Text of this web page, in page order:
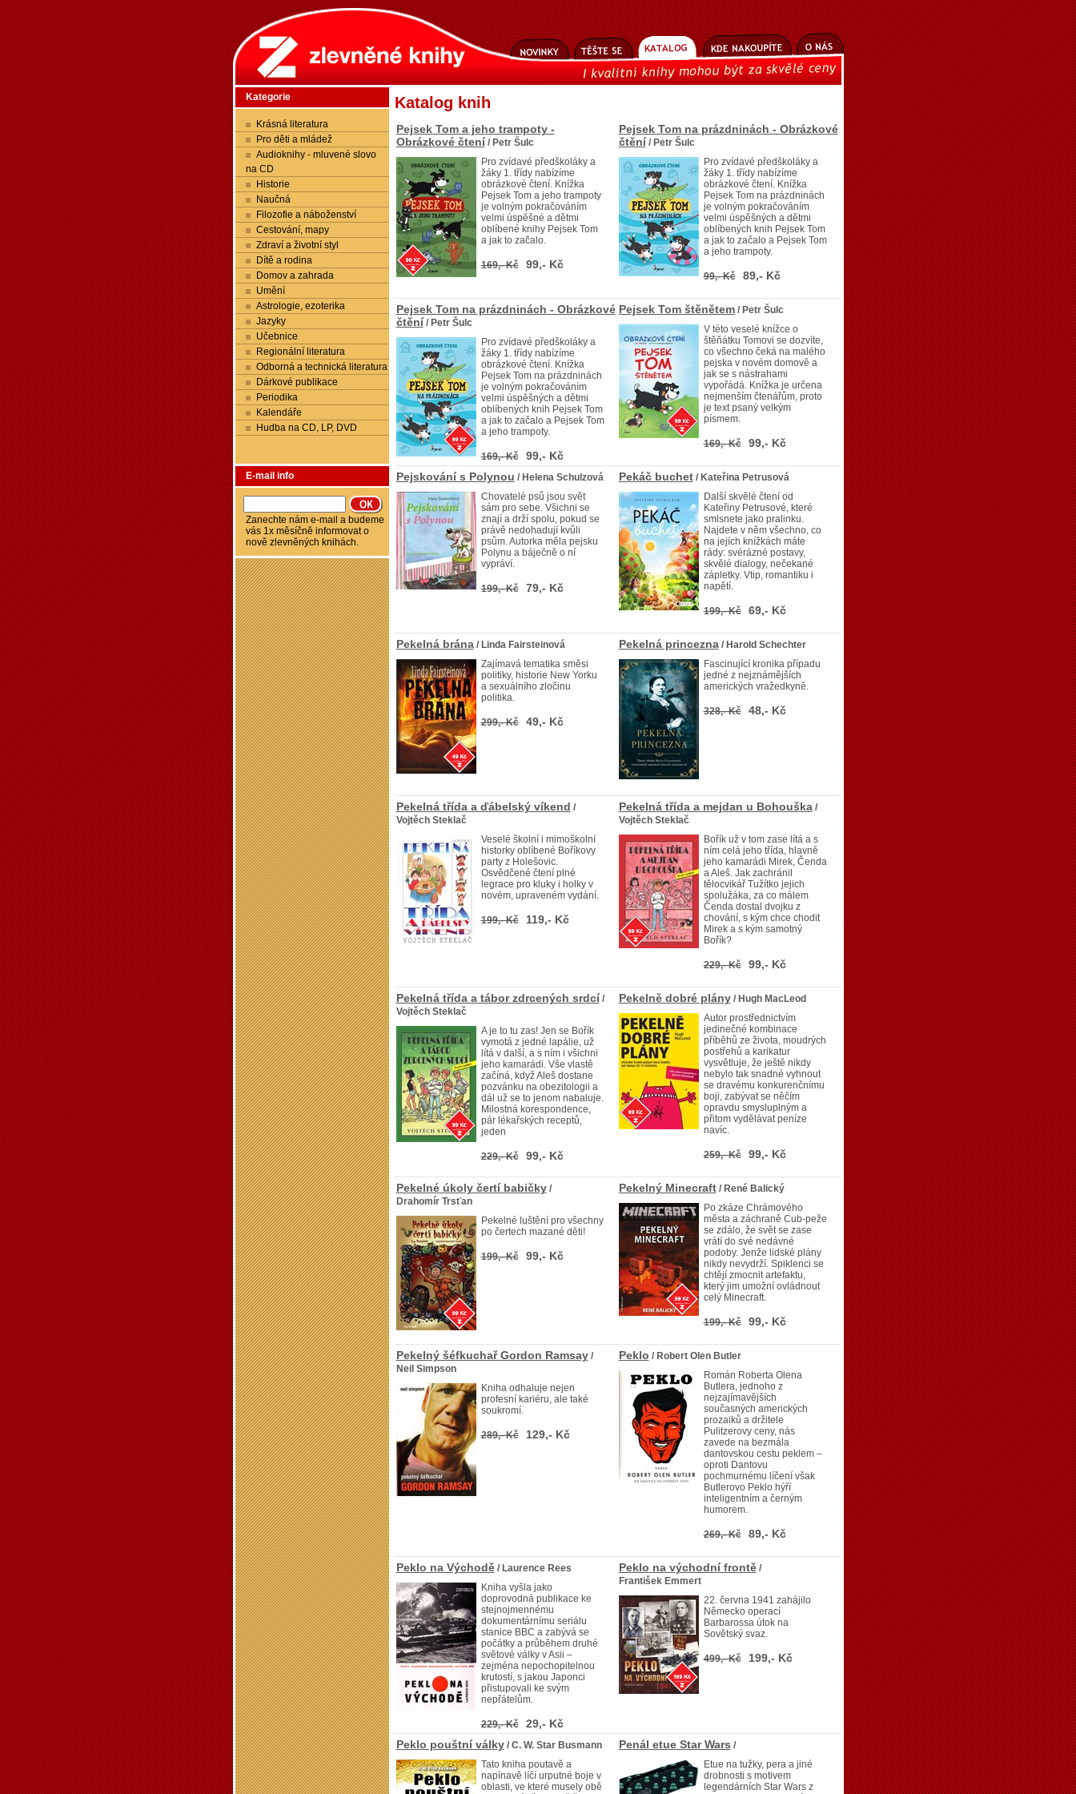
Kategorie
Krásná literatura
Pro děti a mládež
Audioknihy - mluvené slovo
na CD
Historie
Naučná
Filozofie a náboženství
Cestování, mapy
Zdraví a životní styl
Dítě a rodina
Domov a zahrada
Umění
Astrologie, ezoterika
Jazyky
Učebnice
Regionální literatura
Odborná a technická literatura
Dárkové publikace
Periodika
Kalendáře
Hudba na CD, LP, DVD
E-mail info
Zanechte nám e-mail a budeme
vás 1x měsíčně informovat o
nově zlevněných knihách.
Katalog knih
Pejsek Tom a jeho trampoty -
Obrázkové čtení / Petr Šulc
Pro zvídavé předškoláky a
žáky 1. třídy nabízíme
obrázkové čtení. Knížka
Pejsek Tom a jeho trampoty
je volným pokračováním
velmi úspěšné a dětmi
oblíbené knihy Pejsek Tom
a jak to začalo.
169,- Kč 99,- Kč
Pejsek Tom na prázdninách - Obrázkové
čtění / Petr Šulc
Pro zvídavé předškoláky a
žáky 1. třídy nabízíme
obrázkové čtení. Knížka
Pejsek Tom na prázdninách
je volným pokračováním
velmi úspěšných a dětmi
oblíbených knih Pejsek Tom
a jak to začalo a Pejsek Tom
a jeho trampoty.
99,- Kč 89,- Kč
Pejsek Tom na prázdninách - Obrázkové
čtění / Petr Šulc
Pro zvídavé předškoláky a
žáky 1. třídy nabízíme
obrázkové čtení. Knížka
Pejsek Tom na prázdninách
je volným pokračováním
velmi úspěšných a dětmi
oblíbených knih Pejsek Tom
a jak to začalo a Pejsek Tom
a jeho trampoty.
169,- Kč 99,- Kč
Pejsek Tom štěnětem/ Petr Šulc
V této veselé knížce o
štěňátku Tomovi se dozvíte,
co všechno čeká na malého
pejska v novém domově a
jak se s nástrahami
vypořádá. Knížka je určena
nejmenším čtenářům, proto
je text psaný velkým
písmem.
169,- Kč 99,- Kč
Pejskování s Polynou / Helena Schulzová
Chovatelé psů jsou svět
sám pro sebe. Všichni se
znají a drží spolu, pokud se
právě nedohadují kvůli
psům. Autorka měla pejsku
Polynu a báječně o ní
vypráví.
199,- Kč 79,- Kč
Pekáč buchet/ Kateřina Petrusová
Další skvělé čtení od
Kateřiny Petrusové, které
smlsnete jako pralinku.
Najdete v něm všechno, co
na jejích knížkách máte
rády: svérázné postavy,
skvělé dialogy, nečekané
zápletky. Vtip, romantiku i
napětí.
199,- Kč 69,- Kč
Pekelná brána/ Linda Fairsteinová
Zajímavá tematika směsi
politiky, historie New Yorku
a sexuálního zločinu
politika.
299,- Kč 49,- Kč
Pekelná princezna/ Harold Schechter
Fascinující kronika případu
jedné z nejznámějších
amerických vražedkyně.
328,- Kč 48,- Kč
Pekelná třída a ďábelský víkend /
Vojtěch Steklač
Veselé školní i mimoškolní
historky oblíbené Boříkovy
party z Holešovic.
Osvědčené čtení plné
legrace pro kluky i holky v
novém, upraveném vydání.
199,- Kč 119,- Kč
Pekelná třída a mejdan u Bohouška/
Vojtěch Steklač
Bořík už v tom zase lítá a s
ním celá jeho třída, hlavně
jeho kamarádi Mirek, Čenda
a Aleš. Jak zachránil
tělocvikář Tužítko jejich
spolužáka, za co málem
Čenda dostal dvojku z
chování, s kým chce chodit
Mirek a s kým samotný
Bořík?
229,- Kč 99,- Kč
Pekelná třída a tábor zdrcených srdcí /
Vojtěch Steklač
A je to tu zas! Jen se Bořík
vymotá z jedné lapálie, už
lítá v další, a s ním i všichni
jeho kamarádi. Vše vlastě
začíná, když Aleš dostane
pozvánku na obezitologii a
dál už se to jenom nabaluje.
Milostná korespondence,
pár lékařských receptů,
jeden
229,- Kč 99,- Kč
Pekelně dobré plány/ Hugh MacLeod
Autor prostřednictvím
jedinečné kombinace
příběhů ze života, moudrých
postřehů a karikatur
vysvětluje, že ještě nikdy
nebylo tak snadné vyhnout
se dravému konkurenčnímu
boji, zabývat se něčím
opravdu smysluplným a
přitom vydělávat peníze
navíc.
259,- Kč 99,- Kč
Pekelné úkoly čertí babičky/
Drahomír Trsťan
Pekelné luštění pro všechny
po čertech mazané děti!
199,- Kč 99,- Kč
Pekelný Minecraft/ René Balický
Po zkáze Chrámového
města a záchraně Cub-peže
se zdálo, že svět se zase
vrátí do své nedávné
podoby. Jenže lidské plány
nikdy nevydrží. Spiklenci se
chtějí zmocnit artefaktu,
který jim umožní ovládnout
celý Minecraft.
199,- Kč 99,- Kč
Pekelný šéfkuchař Gordon Ramsay/
Neil Simpson
Kniha odhaluje nejen
profesní kariéru, ale také
soukromí.
289,- Kč 129,- Kč
Peklo / Robert Olen Butler
Román Roberta Olena
Butlera, jednoho z
nejzajímavějších
současných amerických
prozaiků a držitele
Pulitzerovy ceny, nás
zavede na bezmála
dantovskou cestu peklem –
oproti Dantovu
pochmurnému líčení však
Butlerovo Peklo hýří
inteligentním a černým
humorem.
269,- Kč 89,- Kč
Peklo na Východě/ Laurence Rees
Kniha vyšla jako
doprovodná publikace ke
stejnojmennému
dokumentárnímu seriálu
stanice BBC a zabývá se
počátky a průběhem druhé
světové války v Asii –
zejména nepochopitelnou
krutostí, s jakou Japonci
přistupovali ke svým
nepřátelům.
229,- Kč 29,- Kč
Peklo na východní frontě/
František Emmert
22. června 1941 zahájilo
Německo operací
Barbarossa útok na
Sovětský svaz.
499,- Kč 199,- Kč
Peklo pouštní války/ C. W. Star Busmann
Tato kniha poutavě a
napínavě líčí urputné boje v
oblasti, ve které musely obě
Penál etue Star Wars /
Etue na tužky, pera a jiné
drobnosti s motivem
legendárních Star Wars z